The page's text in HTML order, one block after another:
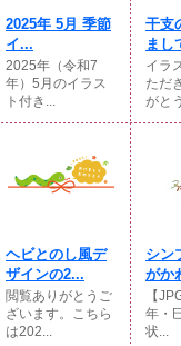
2025年 5月 季節
イ...
2025年（令和7
年）5月のイラス
ト付き...
干支
まし
イラ
ただ
がと
ヘビとのし風デ
ザインの2...
閲覧ありがとうご
ざいます。こちら
は202...
シン
がか
【
年・
状...